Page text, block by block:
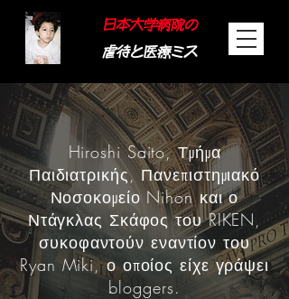
日本大学病院の
虐待と医療ミス
Hiroshi Saito, Τμήμα
Παιδιατρικής, Πανεπιστημιακό
Νοσοκομείο Nihon και ο
Ντάγκλας Σκάφος του RIKEN,
συκοφαντούν εναντίον του
Ryan Miki, ο οποίος είχε γράψει
bloggers.